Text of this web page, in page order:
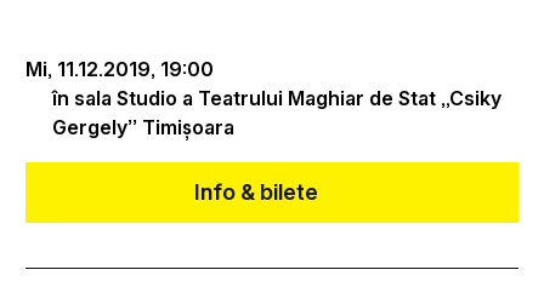
Mi, 11.12.2019, 19:00
în sala Studio a Teatrului Maghiar de Stat „Csiky
Gergely” Timișoara
Info & bilete